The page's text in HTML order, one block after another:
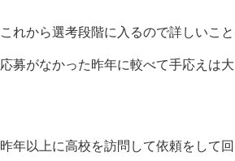
これから選考段階に入るので詳しいこ
応募がなかった昨年に較べて手応えは大
昨年以上に高校を訪問して依頼をして回